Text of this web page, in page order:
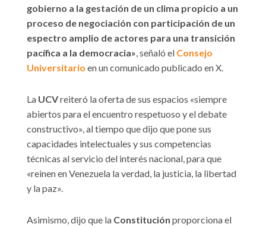
gobierno a la gestación de un clima propicio a un
proceso de negociación con participación de un
espectro amplio de actores para una transición
pacífica a la democracia», señaló el Consejo
Universitario en un comunicado publicado en X.
La UCVreiteró la oferta de sus espacios «siempre
abiertos para el encuentro respetuoso y el debate
constructivo», al tiempo que dijo que pone sus
capacidades intelectuales y sus competencias
técnicas al servicio del interés nacional, para que
«reinen en Venezuela la verdad, la justicia, la libertad
y la paz».
Asimismo, dijo que la Constitución proporciona el